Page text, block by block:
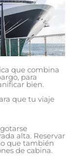
que combina
para
bien.
que tu viaje
alta. Reservar
que también
de cabina.